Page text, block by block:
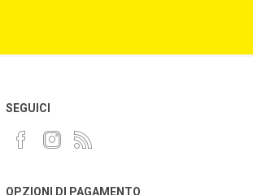
SEGUICI
OPZIONI DI PAGAMENTO